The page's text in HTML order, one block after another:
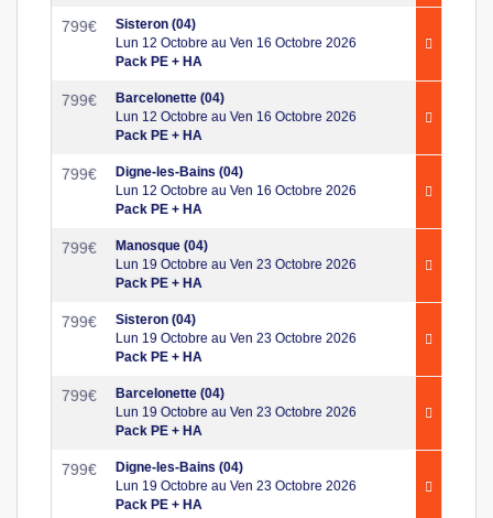
799€
Sisteron (04)
Lun 12 Octobre au Ven 16 Octobre 2026
Pack PE + HA
799€
Barcelonette (04)
Lun 12 Octobre au Ven 16 Octobre 2026
Pack PE + HA
799€
Digne-les-Bains (04)
Lun 12 Octobre au Ven 16 Octobre 2026
Pack PE + HA
799€
Manosque (04)
Lun 19 Octobre au Ven 23 Octobre 2026
Pack PE + HA
799€
Sisteron (04)
Lun 19 Octobre au Ven 23 Octobre 2026
Pack PE + HA
799€
Barcelonette (04)
Lun 19 Octobre au Ven 23 Octobre 2026
Pack PE + HA
799€
Digne-les-Bains (04)
Lun 19 Octobre au Ven 23 Octobre 2026
Pack PE + HA